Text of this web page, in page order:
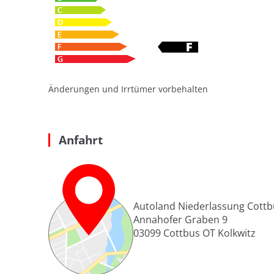
Änderungen und Irrtümer vorbehalten
Anfahrt
Autoland Niederlassung
Annahofer Graben 9
03099 Cottbus OT Kolkwitz